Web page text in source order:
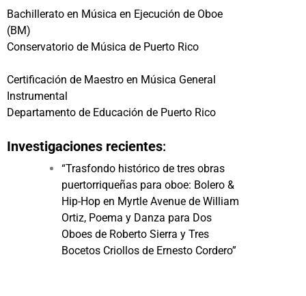
Bachillerato en Música en Ejecución de Oboe
(BM)
Conservatorio de Música de Puerto Rico
Certificación de Maestro en Música General
Instrumental
Departamento de Educación de Puerto Rico
Investigaciones recientes:
“Trasfondo histórico de tres obras
puertorriqueñas para oboe: Bolero &
Hip-Hop en Myrtle Avenue de William
Ortiz, Poema y Danza para Dos
Oboes de Roberto Sierra y Tres
Bocetos Criollos de Ernesto Cordero”